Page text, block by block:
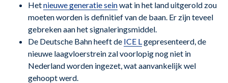
Hetnieuwe generatie seinwat in het land uitgerold zou
moeten worden is definitief van de baan. Er zijn teveel
gebreken aan het signaleringsmiddel.
De Deutsche Bahn heeft de ICE L gepresenteerd, de
nieuwe laagvloerstrein zal voorlopig nog niet in
Nederland worden ingezet, wat aanvankelijk wel
gehoopt werd.